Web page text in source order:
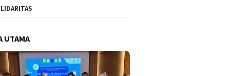
UTAMA